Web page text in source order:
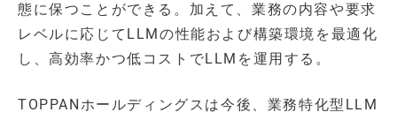
態に保つことができる。加えて、業務の内容や要求
レベルに応じてLLMの性能および構築環境を最適化
し、高効率かつ低コストでLLMを運用する。
TOPPANホールディングスは今後、業務特化型LLM